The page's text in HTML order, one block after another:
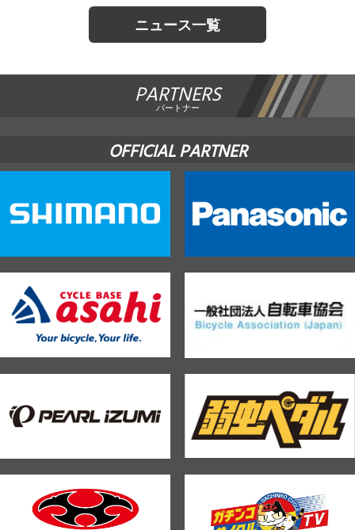
ニュース一覧
PARTNERS
パートナー
OFFICIAL PARTNER